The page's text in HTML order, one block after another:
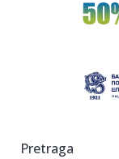
14:51:
14:49:
uz Lea o...
Pretraga